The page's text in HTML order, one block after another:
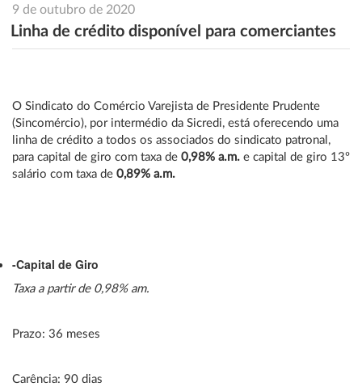
9 de outubro de 2020
Linha de crédito disponível para comerciantes
O Sindicato do Comércio Varejista de Presidente Prudente
(Sincomércio), por intermédio da Sicredi, está oferecendo uma
linha de crédito a todos os associados do sindicato patronal,
para capital de giro com taxa de 0,98% a.m. e capital de giro 13º
salário com taxa de 0,89% a.m.
-Capital de Giro
Taxa a partir de 0,98% am.
Prazo: 36 meses
Carência: 90 dias